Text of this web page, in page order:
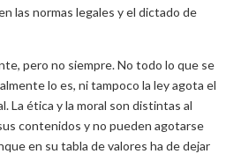
las normas legales y el dictado de
pero no siempre. No todo lo que se
lo es, ni tampoco la ley agota el
La ética y la moral son distintas al
contenidos y no pueden agotarse
en su tabla de valores ha de dejar